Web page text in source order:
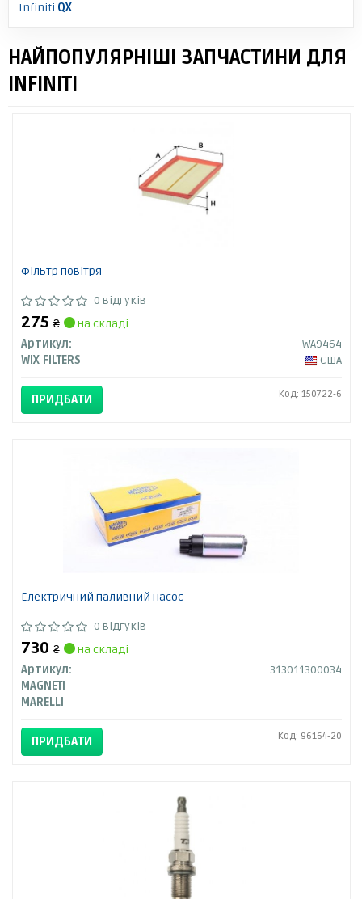
Infiniti QX
НАЙПОПУЛЯРНІШІ ЗАПЧАСТИНИ ДЛЯ
INFINITI
Фільтр повітря
0 відгуків
275 ₴
на складі
Артикул:
WA9464
WIX FILTERS
США
ПРИДБАТИ Код: 150722-6
Електричний паливний насос
0 відгуків
730 ₴
на складі
Артикул:
313011300034
MAGNETI
MARELLI
ПРИДБАТИ Код: 96164-20